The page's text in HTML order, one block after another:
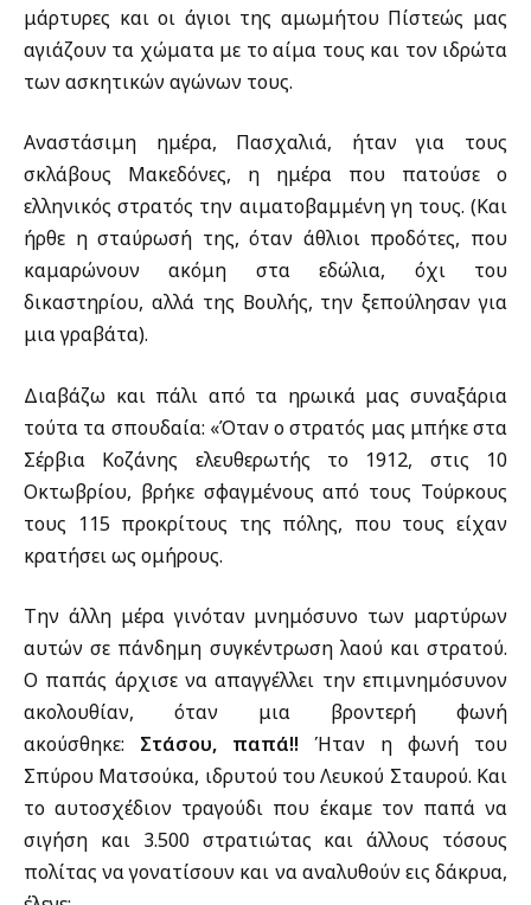
μάρτυρες και οι άγιοι της αμωμήτου Πίστεώς μας
αγιάζουν τα χώματα με το αίμα τους και τον ιδρώτα
των ασκητικών αγώνων τους.
Αναστάσιμη ημέρα, Πασχαλιά, ήταν για τους
σκλάβους Μακεδόνες, η ημέρα που πατούσε ο
ελληνικός στρατός την αιματοβαμμένη γη τους. (Και
ήρθε η σταύρωσή της, όταν άθλιοι προδότες, που
καμαρώνουν ακόμη στα εδώλια, όχι του
δικαστηρίου, αλλά της Βουλής, την ξεπούλησαν για
μια γραβάτα).
Διαβάζω και πάλι από τα ηρωικά μας συναξάρια
τούτα τα σπουδαία: «Όταν ο στρατός μας μπήκε στα
Σέρβια Κοζάνης ελευθερωτής το 1912, στις 10
Οκτωβρίου, βρήκε σφαγμένους από τους Τούρκους
τους 115 προκρίτους της πόλης, που τους είχαν
κρατήσει ως ομήρους.
Την άλλη μέρα γινόταν μνημόσυνο των μαρτύρων
αυτών σε πάνδημη συγκέντρωση λαού και στρατού.
Ο παπάς άρχισε να απαγγέλλει την επιμνημόσυνον
ακολουθίαν, όταν μια βροντερή φωνή
ακούσθηκε: Στάσου, παπά!!
Ήταν η φωνή του
Σπύρου Ματσούκα, ιδρυτού του Λευκού Σταυρού. Και
το αυτοσχέδιον τραγούδι που έκαμε τον παπά να
σιγήση και 3.500 στρατιώτας και άλλους τόσους
πολίτας να γονατίσουν και να αναλυθούν εις δάκρυα,